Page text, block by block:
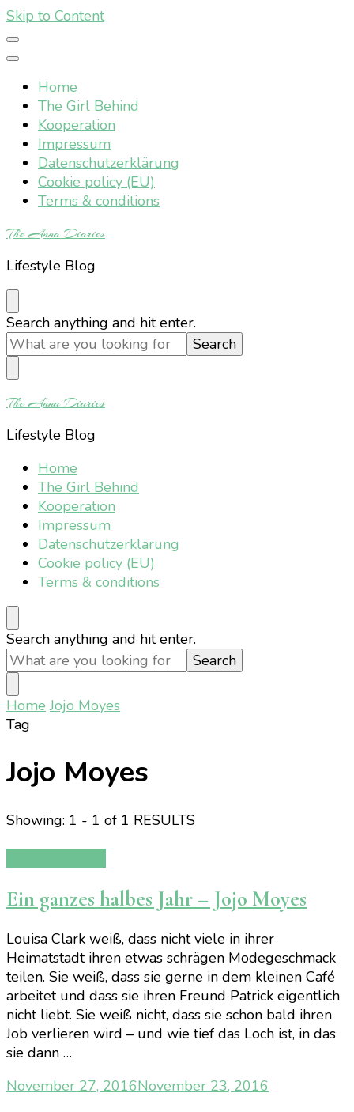
Skip to Content
Home
The Girl Behind
Kooperation
Impressum
Datenschutzerklärung
Cookie policy (EU)
Terms & conditions
The Anna Diaries
Lifestyle Blog
Looking
for
Something?
Search anything and hit enter.
The Anna Diaries
Lifestyle Blog
Home
The Girl Behind
Kooperation
Impressum
Datenschutzerklärung
Cookie policy (EU)
Terms & conditions
Looking
for
Something?
Search anything and hit enter.
Home Jojo Moyes
Tag
Jojo Moyes
Showing: 1 - 1 of 1 RESULTS
Ein ganzes halbes Jahr – Jojo Moyes
Louisa Clark weiß, dass nicht viele in ihrer
Heimatstadt ihren etwas schrägen Modegeschmack
teilen. Sie weiß, dass sie gerne in dem kleinen Café
arbeitet und dass sie ihren Freund Patrick eigentlich
nicht liebt. Sie weiß nicht, dass sie schon bald ihren
Job verlieren wird – und wie tief das Loch ist, in das
sie dann …
November 27, 2016November 23, 2016